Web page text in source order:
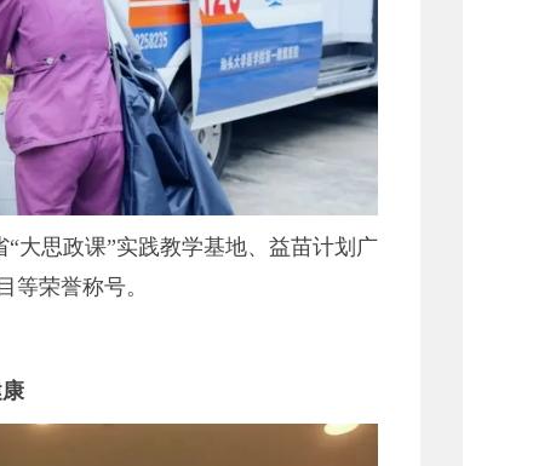
大思政课”实践教学基地、益苗计划广
等荣誉称号。